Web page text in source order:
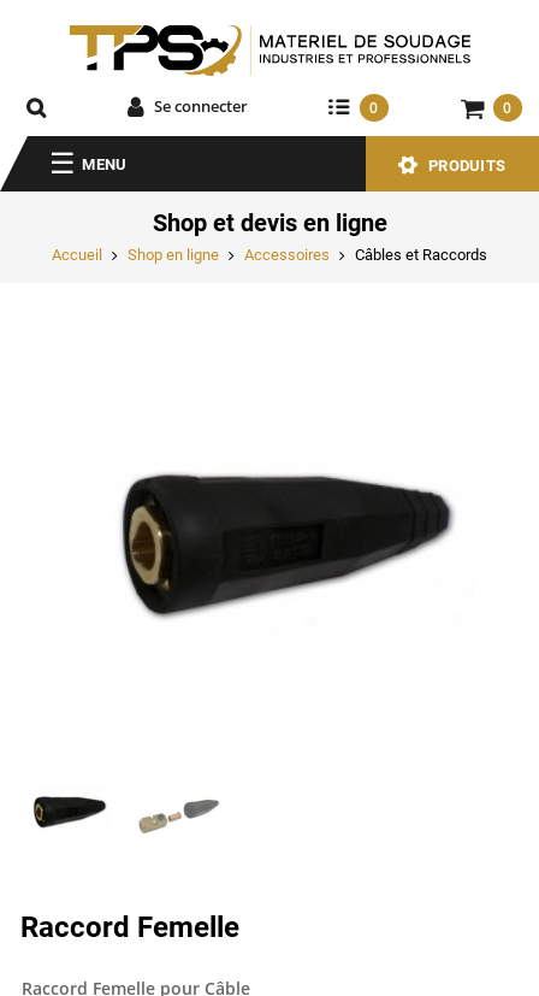
Se connecter 0 0
MENU PRODUITS
Shop et devis en ligne
Accueil Shop en ligne Accessoires Câbles et Raccords
Raccord Femelle
Raccord Femelle pour Câble